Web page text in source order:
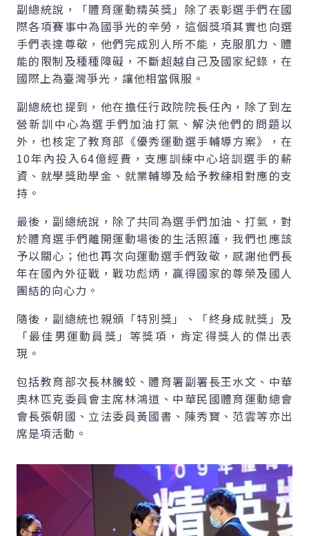
副總統說，「體育運動精英獎」除了表彰選手們在國
際各項賽事中為國爭光的辛勞，這個獎項其實也向選
手們表達尊敬，他們完成別人所不能，克服肌力、體
能的限制及種種障礙，不斷超越自己及國家紀錄，在
國際上為臺灣爭光，讓他相當佩服。
副總統也提到，他在擔任行政院院長任內，除了到左
營新訓中心為選手們加油打氣、解決他們的問題以
外，也核定了教育部《優秀運動選手輔導方案》，在
10年內投入64億經費，支應訓練中心培訓選手的薪
資、就學獎助學金、就業輔導及給予教練相對應的支
持。
最後，副總統說，除了共同為選手們加油、打氣，對
於體育選手們離開運動場後的生活照護，我們也應該
予以關心；他也再次向運動選手們致敬，感謝他們長
年在國內外征戰，戰功彪炳，贏得國家的尊榮及國人
團結的向心力。
隨後，副總統也親頒「特別獎」、「終身成就獎」及
「最佳男運動員獎」等獎項，肯定得獎人的傑出表
現。
包括教育部次長林騰蛟、體育署副署長王水文、中華
奧林匹克委員會主席林鴻道、中華民國體育運動總會
會長張朝國、立法委員黃國書、陳秀寶、范雲等亦出
席是項活動。